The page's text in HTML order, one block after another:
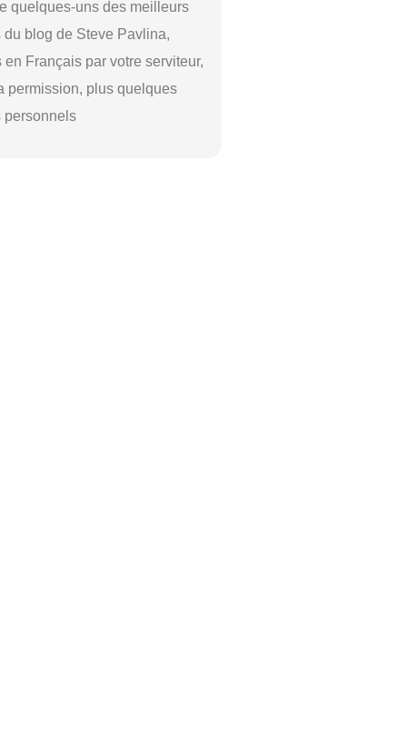
quelques-uns des meilleurs
du blog de Steve Pavlina,
en Français par votre serviteur,
permission, plus quelques
personnels